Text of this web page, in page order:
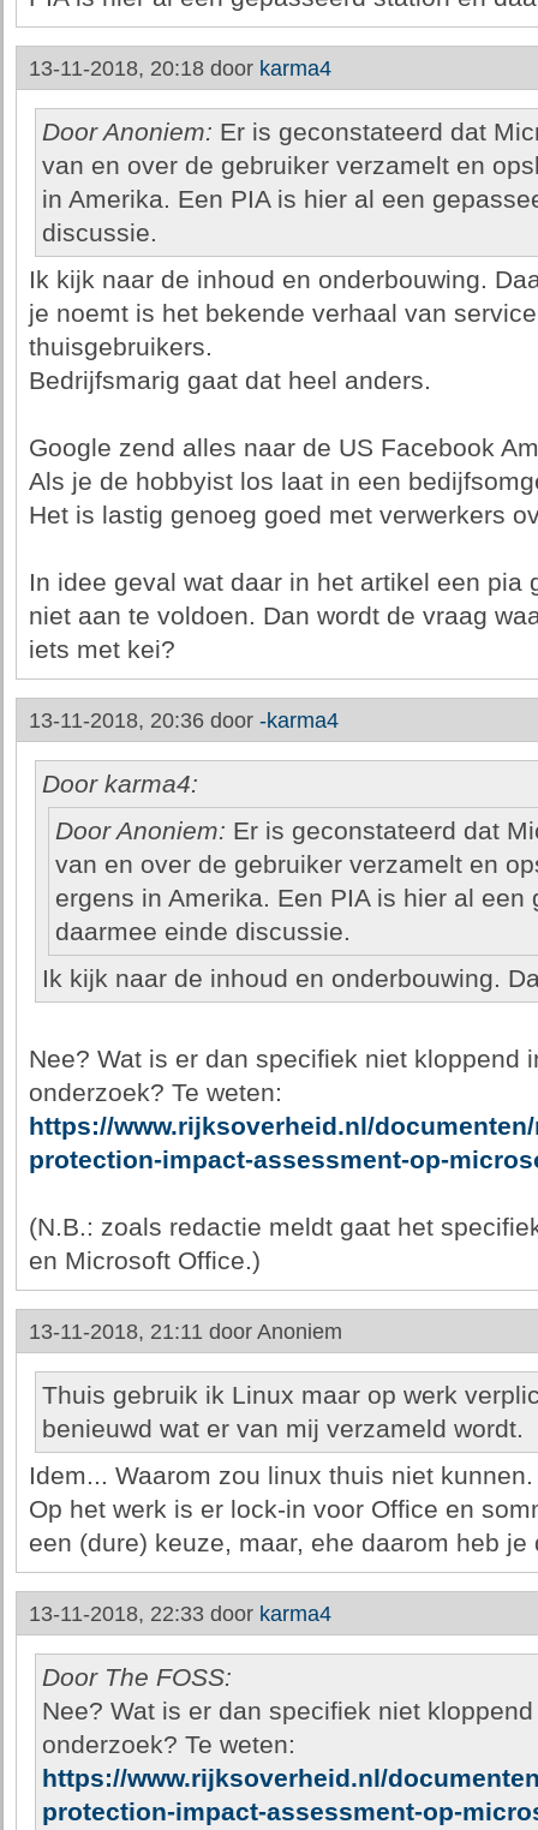
13-11-2018, 20:18 door karma4
Door Anoniem: Er is geconstateerd dat
van en over de gebruiker verzamelt en
in Amerika. Een PIA is hier al een
discussie.
Ik kijk naar de inhoud en onderbouwing.
je noemt is het bekende verhaal van
thuisgebruikers.
Bedrijfsmarig gaat dat heel anders.
Google zend alles naar de US Facebook
Als je de hobbyist los laat in een
Het is lastig genoeg goed met verwerkers
In idee geval wat daar in het artikel een pia
niet aan te voldoen. Dan wordt de vraag
iets met kei?
13-11-2018, 20:36 door -karma4
Door karma4:
Door Anoniem: Er is geconstateerd dat
van en over de gebruiker verzamelt en
ergens in Amerika. Een PIA is hier al een
daarmee einde discussie.
Ik kijk naar de inhoud en onderbouwing.
Nee? Wat is er dan specifiek niet kloppend
onderzoek? Te weten:
https://www.rijksoverheid.nl/
protection-impact-assessment-op-
(N.B.: zoals redactie meldt gaat het
en Microsoft Office.)
13-11-2018, 21:11 door Anoniem
Thuis gebruik ik Linux maar op werk
benieuwd wat er van mij verzameld wordt.
Idem... Waarom zou linux thuis niet kunnen.
Op het werk is er lock-in voor Office en
een (dure) keuze, maar, ehe daarom heb je
13-11-2018, 22:33 door karma4
Door The FOSS:
Nee? Wat is er dan specifiek niet
onderzoek? Te weten:
https://www.rijksoverheid.nl/
protection-impact-assessment-op-